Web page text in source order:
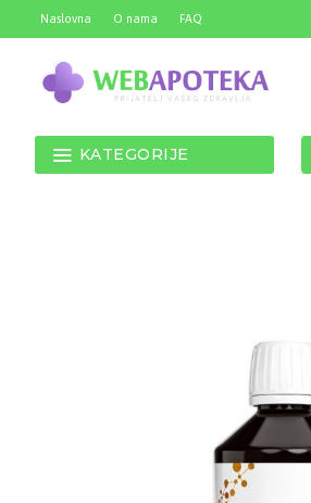
Naslovna O nama FAQ
KATEGORIJE